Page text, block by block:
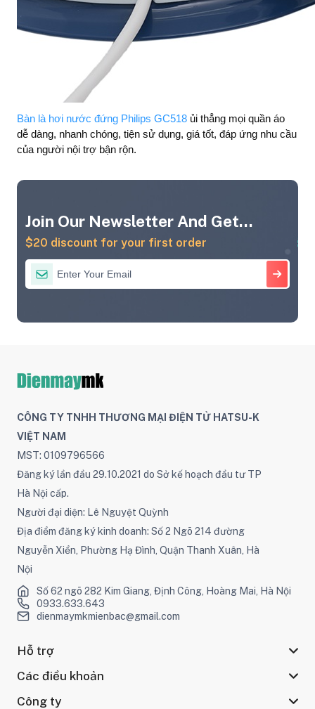
Bàn là hơi nước đứng Philips GC518ủi thẳng mọi quần áo
dễ dàng, nhanh chóng, tiện sử dụng, giá tốt, đáp ứng nhu cầu
của người nội trợ bận rộn.
Join Our Newsletter And Get...
$20 discount for your first order
CÔNG TY TNHH THƯƠNG MẠI ĐIỆN TỬ HATSU-K
VIỆT NAM
MST: 0109796566
Đăng ký lần đầu 29.10.2021 do Sở kế hoạch đầu tư TP
Hà Nội cấp.
Người đại diện: Lê Nguyệt Quỳnh
Địa điểm đăng ký kinh doanh: Số 2 Ngõ 214 đường
Nguyễn Xiển, Phường Hạ Đình, Quận Thanh Xuân, Hà
Nội
Số 62 ngõ 282 Kim Giang, Định Công, Hoàng Mai, Hà Nội
0933.633.643
dienmaymkmienbac@gmail.com
Hỗ trợ
Các điều khoản
Công ty